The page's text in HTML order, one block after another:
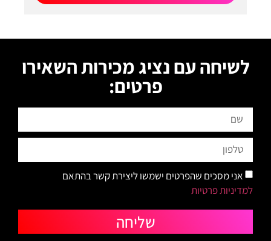
לשיחה עם נציג מכירות השאירו
פרטים:
אני מסכים שהפרטים ישמשו ליצירת קשר בהתאם
למדיניות פרטיות
שליחה